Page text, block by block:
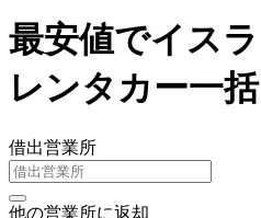
最安値でイス
レンタカー一
借出営業所
他の営業所に返却